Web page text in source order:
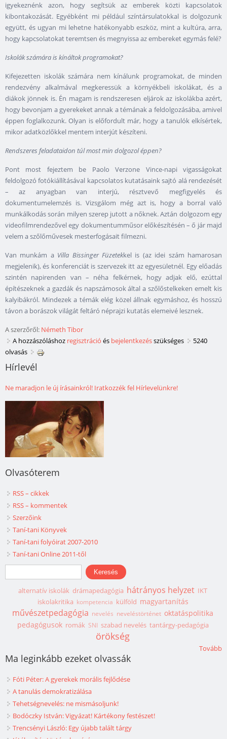
igyekeznénk azon, hogy segítsük az emberek közti kapcsolatok
kibontakozását. Egyébként mi például színtársulatokkal is dolgozunk
együtt, és ugyan mi lehetne hatékonyabb eszköz, mint a kultúra, arra,
hogy kapcsolatokat teremtsen és megnyissa az embereket egymás felé?
Iskolák számára is kínáltok programokat?
Kifejezetten iskolák számára nem kínálunk programokat, de minden
rendezvény alkalmával megkeressük a környékbeli iskolákat, és a
diákok jönnek is. Én magam is rendszeresen eljárok az iskolákba azért,
hogy bevonjam a gyerekeket annak a témának a feldolgozásába, amivel
éppen foglalkozunk. Olyan is előfordult már, hogy a tanulók elkísértek,
mikor adatközlőkkel mentem interjút készíteni.
Rendszeres feladataidon túl most min dolgozol éppen?
Pont most fejeztem be Paolo Verzone Vince-napi vigasságokat
feldolgozó fotókiállításával kapcsolatos kutatásaink sajtó alá rendezését
– az anyagban van interjú, résztvevő megfigyelés és
dokumentumelemzés is. Vizsgálom még azt is, hogy a borral való
munkálkodás során milyen szerep jutott a nőknek. Aztán dolgozom egy
videofilmrendezővel egy dokumentumműsor előkészítésén – ő jár majd
velem a szőlőművesek mesterfogásait filmezni.
Van munkám a Villa Bissinger Füzetekkel is (az idei szám hamarosan
megjelenik), és konferenciát is szervezek itt az egyesületnél. Egy előadás
szintén napirenden van – néha felkérnek, hogy adjak elő, ezúttal
építészeknek a gazdák és napszámosok által a szőlőstelkeken emelt kis
kalyibákról. Mindezek a témák elég közel állnak egymáshoz, és hosszú
távon a borászok világát feltáró néprajzi kutatás elemeivé lesznek.
A szerzőről: Németh Tibor
A hozzászóláshoz regisztráció és bejelentkezésszükséges
5240
olvasás
Hírlevél
Ne maradjon le új írásainkról! Iratkozzék fel Hírlevelünkre!
Olvasóterem
RSS – cikkek
RSS – kommentek
Szerzőink
Taní-tani Könyvek
Taní-tani folyóirat 2007-2010
Taní-tani Online 2011-től
Keresés űrlap
Keresés
alternatív iskolák drámapedagógia hátrányos helyzet IKT
iskolakritika kompetencia külföld magyartanítás
művészetpedagógia nevelés neveléstörténet oktatáspolitika
pedagógusok romák SNI szabad nevelés tantárgy-pedagógia
örökség
Tovább
Ma leginkább ezeket olvassák
Fóti Péter: A gyerekek morális fejlődése
A tanulás demokratizálása
Tehetségnevelés: ne mismásoljunk!
Bodóczky István: Vigyázat! Kártékony festészet!
Trencsényi László: Egy újabb talált tárgy